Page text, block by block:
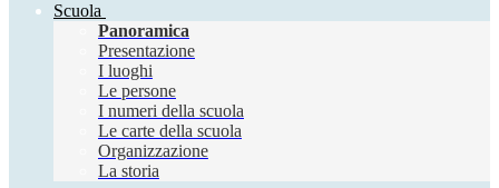
Scuola
Panoramica
Presentazione
I luoghi
Le persone
I numeri della scuola
Le carte della scuola
Organizzazione
La storia